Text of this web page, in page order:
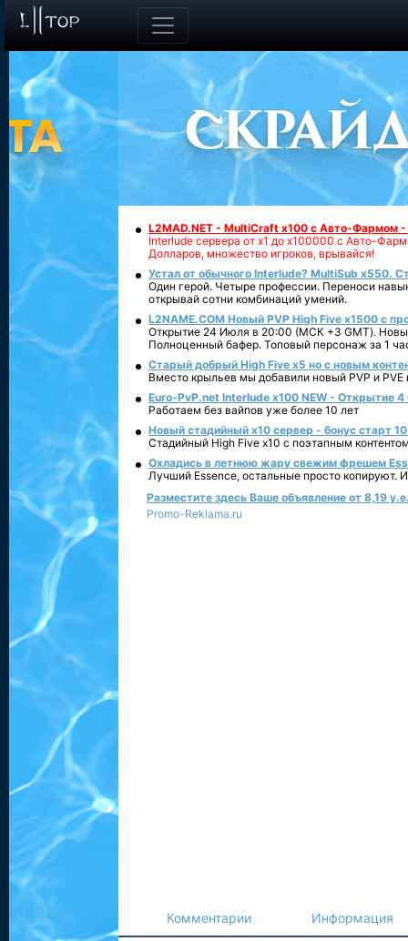
L2MAD.NET - MultiCraft x100 с Авто-Фармом
Interlude сервера от х1 до х100000 с Авто-
Долларов, множество игроков, врывайся!
Устал от обычного Interlude? MultiSub x550.
Один герой. Четыре профессии. Переноси
открывай сотни комбинаций умений.
L2NAME.COM Новый PVP High Five x1500 с
Открытие 24 Июля в 20:00 (МСК +3 GMT).
Полноценный бафер. Топовый персонаж за 1
Старый добрый High Five x5 но с новым
Вместо крыльев мы добавили новый PVP и PVE
Euro-PvP.net Interlude х100 NEW - Открытие 4
Работаем без вайпов уже более 10 лет
Новый стадийный х10 сервер - бонус старт
Стадийный High Five x10 с поэтапным
Охладись в летнюю жару свежим фрешем
Лучший Essence, остальные просто копируют.
Разместите здесь Ваше объявление от 8,19
Promo-Reklama.ru
Комментарии Информация